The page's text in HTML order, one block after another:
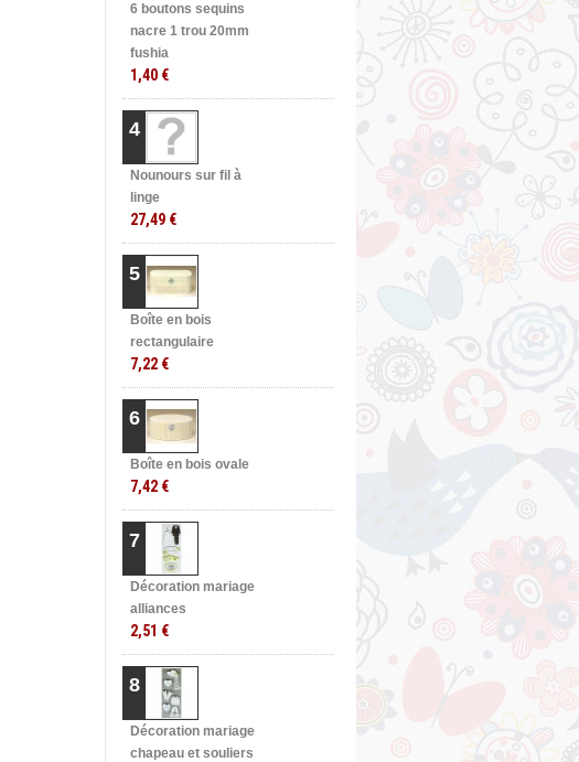
6 boutons sequins
nacre 1 trou 20mm
fushia
1,40 €
4
Nounours sur fil à
linge
27,49 €
5
Boîte en bois
rectangulaire
7,22 €
6
Boîte en bois ovale
7,42 €
7
Décoration mariage
alliances
2,51 €
8
Décoration mariage
chapeau et souliers